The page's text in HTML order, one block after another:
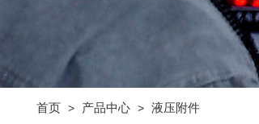
首页 > 产品中心 > 液压附件